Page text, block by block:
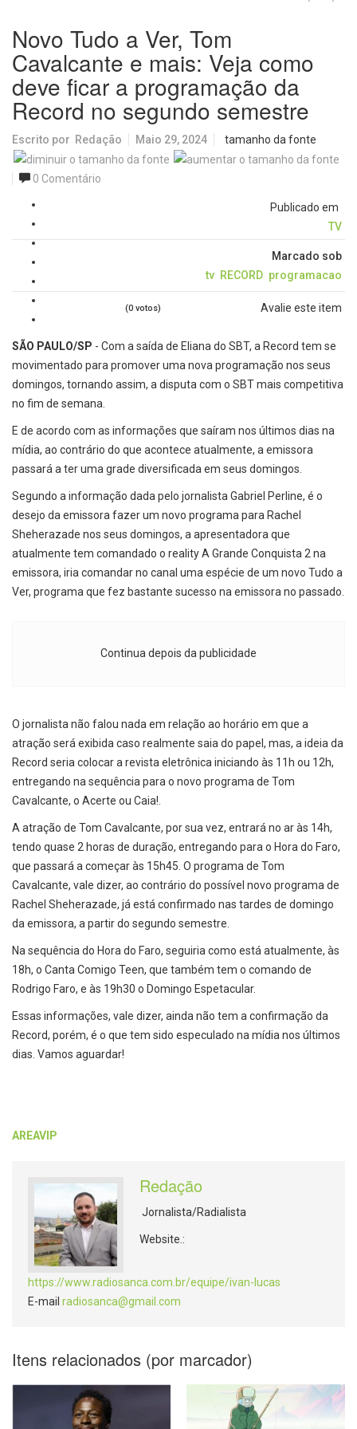
Novo Tudo a Ver, Tom
Cavalcante e mais: Veja como
deve ficar a programação da
Record no segundo semestre
Escrito por Redação Maio 29, 2024 tamanho da fonte
0 Comentário
Publicado em
TV
Marcado sob
tv RECORD programacao
Avalie este item
(0 votos)
SÃO PAULO/SP - Com a saída de Eliana do SBT, a Record tem se
movimentado para promover uma nova programação nos seus
domingos, tornando assim, a disputa com o SBT mais competitiva
no fim de semana.
E de acordo com as informações que saíram nos últimos dias na
mídia, ao contrário do que acontece atualmente, a emissora
passará a ter uma grade diversificada em seus domingos.
Segundo a informação dada pelo jornalista Gabriel Perline, é o
desejo da emissora fazer um novo programa para Rachel
Sheherazade nos seus domingos, a apresentadora que
atualmente tem comandado o reality A Grande Conquista 2 na
emissora, iria comandar no canal uma espécie de um novo Tudo a
Ver, programa que fez bastante sucesso na emissora no passado.
Continua depois da publicidade
O jornalista não falou nada em relação ao horário em que a
atração será exibida caso realmente saia do papel, mas, a ideia da
Record seria colocar a revista eletrônica iniciando às 11h ou 12h,
entregando na sequência para o novo programa de Tom
Cavalcante, o Acerte ou Caia!.
A atração de Tom Cavalcante, por sua vez, entrará no ar às 14h,
tendo quase 2 horas de duração, entregando para o Hora do Faro,
que passará a começar às 15h45. O programa de Tom
Cavalcante, vale dizer, ao contrário do possível novo programa de
Rachel Sheherazade, já está confirmado nas tardes de domingo
da emissora, a partir do segundo semestre.
Na sequência do Hora do Faro, seguiria como está atualmente, às
18h, o Canta Comigo Teen, que também tem o comando de
Rodrigo Faro, e às 19h30 o Domingo Espetacular.
Essas informações, vale dizer, ainda não tem a confirmação da
Record, porém, é o que tem sido especulado na mídia nos últimos
dias. Vamos aguardar!
AREAVIP
Redação
Jornalista/Radialista
Website.:
https://www.radiosanca.com.br/equipe/ivan-lucas
E-mail radiosanca@gmail.com
Itens relacionados (por marcador)